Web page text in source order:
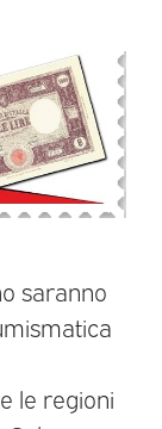
saranno
le regioni